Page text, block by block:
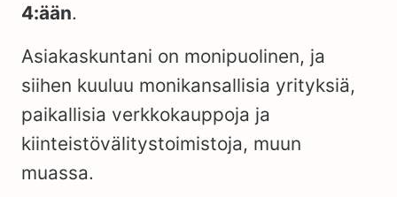
4:ään.
Asiakaskuntani on monipuolinen, ja
siihen kuuluu monikansallisia yrityksiä,
paikallisia verkkokauppoja ja
kiinteistövälitystoimistoja, muun
muassa.